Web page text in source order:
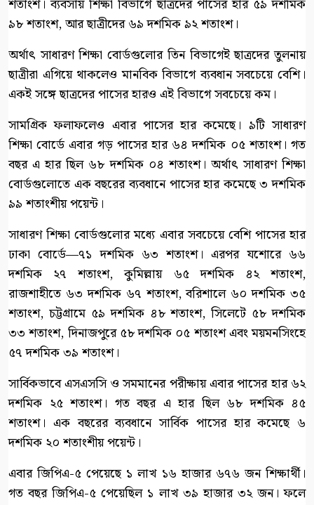
শতাংশ। ব্যবসায় শিক্ষা বিভাগে ছাত্রদের পাসের হার ৫৯ দশমিক
৯৮ শতাংশ, আর ছাত্রীদের ৬৯ দশমিক ৯২ শতাংশ।
অর্থাৎ সাধারণ শিক্ষা বোর্ডগুলোর তিন বিভাগেই ছাত্রদের তুলনায়
ছাত্রীরা এগিয়ে থাকলেও মানবিক বিভাগে ব্যবধান সবচেয়ে বেশি।
একই সঙ্গে ছাত্রদের পাসের হারও এই বিভাগে সবচেয়ে কম।
সামগ্রিক ফলাফলেও এবার পাসের হার কমেছে। ৯টি সাধারণ
শিক্ষা বোর্ডে এবার গড় পাসের হার ৬৪ দশমিক ০৫ শতাংশ। গত
বছর এ হার ছিল ৬৮ দশমিক ০৪ শতাংশ। অর্থাৎ সাধারণ শিক্ষা
বোর্ডগুলোতে এক বছরের ব্যবধানে পাসের হার কমেছে ৩ দশমিক
৯৯ শতাংশীয় পয়েন্ট।
সাধারণ শিক্ষা বোর্ডগুলোর মধ্যে এবার সবচেয়ে বেশি পাসের হার
ঢাকা বোর্ডে—৭১ দশমিক ৬৩ শতাংশ। এরপর যশোরে ৬৬
দশমিক ২৭ শতাংশ, কুমিল্লায় ৬৫ দশমিক ৪২ শতাংশ,
রাজশাহীতে ৬৩ দশমিক ৬৭ শতাংশ, বরিশালে ৬০ দশমিক ৩৫
শতাংশ, চট্টগ্রামে ৫৯ দশমিক ৪৮ শতাংশ, সিলেটে ৫৮ দশমিক
৩৩ শতাংশ, দিনাজপুরে ৫৮ দশমিক ০৫ শতাংশ এবং ময়মনসিংহে
৫৭ দশমিক ৩৯ শতাংশ।
সার্বিকভাবে এসএসসি ও সমমানের পরীক্ষায় এবার পাসের হার ৬২
দশমিক ২৫ শতাংশ। গত বছর এ হার ছিল ৬৮ দশমিক ৪৫
শতাংশ। এক বছরের ব্যবধানে সার্বিক পাসের হার কমেছে ৬
দশমিক ২০ শতাংশীয় পয়েন্ট।
এবার জিপিএ-৫ পেয়েছে ১ লাখ ১৬ হাজার ৬৭৬ জন শিক্ষার্থী।
গত বছর জিপিএ-৫ পেয়েছিল ১ লাখ ৩৯ হাজার ৩২ জন। ফলে